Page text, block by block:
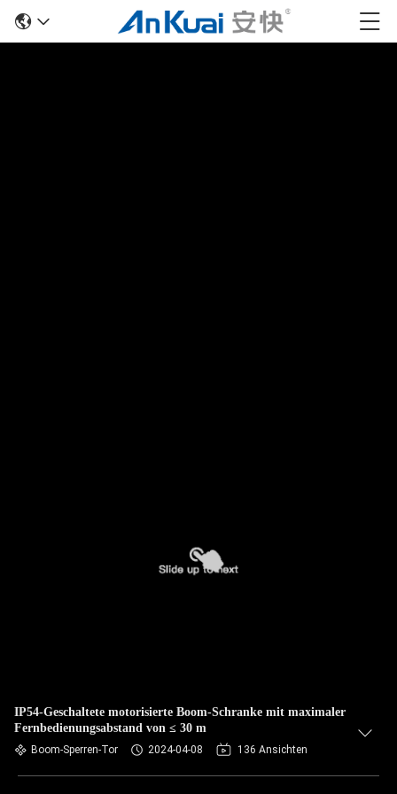
IP54-Geschaltete motorisierte Boom-Schranke mit maximaler
Fernbedienungsabstand von ≤ 30 m
Boom-Sperren-Tor 2024-04-08 136 Ansichten